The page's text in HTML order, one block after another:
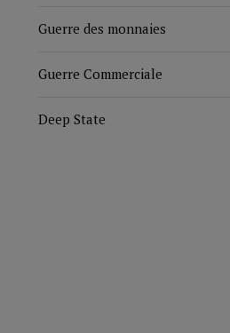
Guerre des monnaies
Guerre Commerciale
Deep State